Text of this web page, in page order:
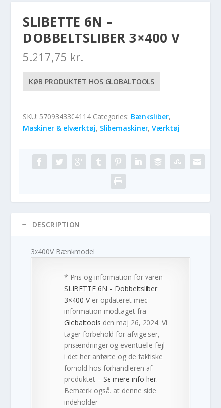
SLIBETTE 6N –
DOBBELTSLIBER 3×400 V
5.217,75 kr.
KØB PRODUKTET HOS GLOBALTOOLS
SKU: 5709343304114 Categories: Bænksliber,
Maskiner & elværktøj, Slibemaskiner,Værktøj
DESCRIPTION
3x400V Bænkmodel
* Pris og information for varen
SLIBETTE 6N – Dobbeltsliber
3×400 Ver opdateret med
information modtaget fra
Globaltools den maj 26, 2024. Vi
tager forbehold for afvigelser,
prisændringer og eventuelle fejl
i det her anførte og de faktiske
forhold hos forhandleren af
produktet –Se mere info her.
Bemærk også, at denne side
indeholder